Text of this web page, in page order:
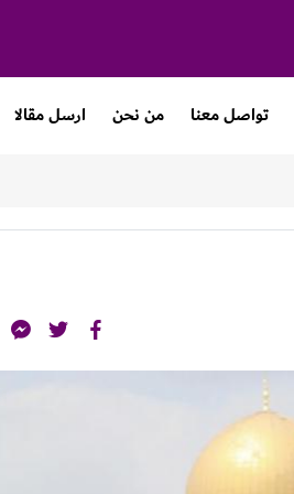
تواصل معنا من نحن ارسل مقالا